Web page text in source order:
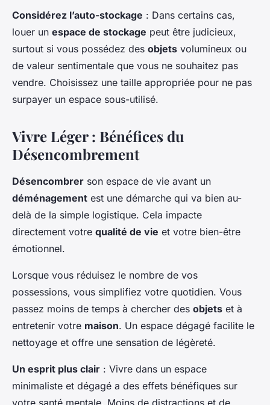
Considérez l’auto-stockage : Dans certains cas,
louer un espace de stockage peut être judicieux,
surtout si vous possédez des objets volumineux ou
de valeur sentimentale que vous ne souhaitez pas
vendre. Choisissez une taille appropriée pour ne pas
surpayer un espace sous-utilisé.
Vivre Léger : Bénéfices du
Désencombrement
Désencombrer son espace de vie avant un
déménagement est une démarche qui va bien au-
delà de la simple logistique. Cela impacte
directement votre qualité de vie et votre bien-être
émotionnel.
Lorsque vous réduisez le nombre de vos
possessions, vous simplifiez votre quotidien. Vous
passez moins de temps à chercher des objets et à
entretenir votre maison. Un espace dégagé facilite le
nettoyage et offre une sensation de légèreté.
Un esprit plus clair : Vivre dans un espace
minimaliste et dégagé a des effets bénéfiques sur
votre santé mentale. Moins de distractions et de